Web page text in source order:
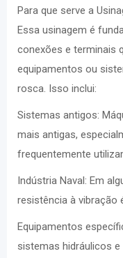
Para que serve a
Essa usinagem é
conexões e terminais
equipamentos ou
rosca. Isso inclui:
Sistemas antigos:
mais antigas,
frequentemente
Indústria Naval: Em
resistência à vibração
Equipamentos
sistemas hidráulicos